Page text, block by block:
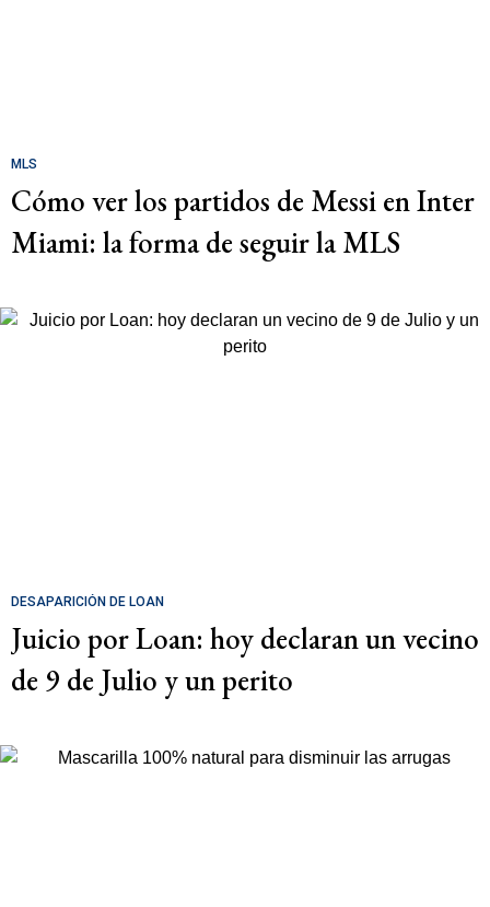
MLS
Cómo ver los partidos de Messi en Inter
Miami: la forma de seguir la MLS
DESAPARICIÓN DE LOAN
Juicio por Loan: hoy declaran un vecino
de 9 de Julio y un perito